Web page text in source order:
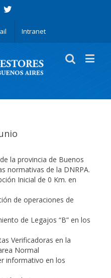
Intranet
la provincia de Buenos
normativas de la DNRPA.
Inicial de 0 Km. en
de operaciones de
de Legajos “B” en los
Verificadoras en la
Normal
informativo en los